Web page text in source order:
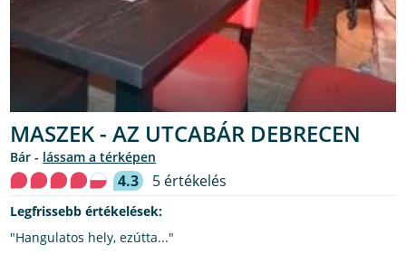
MASZEK - AZ UTCABÁR DEBRECEN
bár - lássam a térképen
4.3 5 értékelés
Legfrissebb értékelések:
"Hangulatos hely, ezútta..."